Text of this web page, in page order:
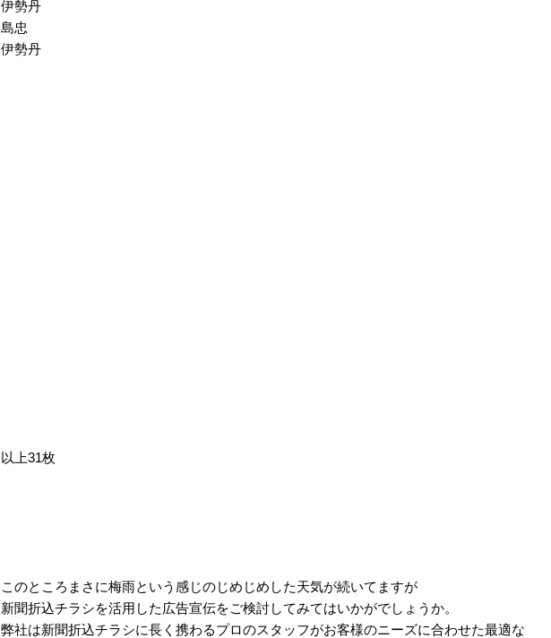
伊勢丹
島忠
伊勢丹
以上31枚
このところまさに梅雨という感じのじめじめした天気が続いてますが
新聞折込チラシを活用した広告宣伝をご検討してみてはいかがでしょうか。
弊社は新聞折込チラシに長く携わるプロのスタッフがお客様のニーズに合わせた最適な